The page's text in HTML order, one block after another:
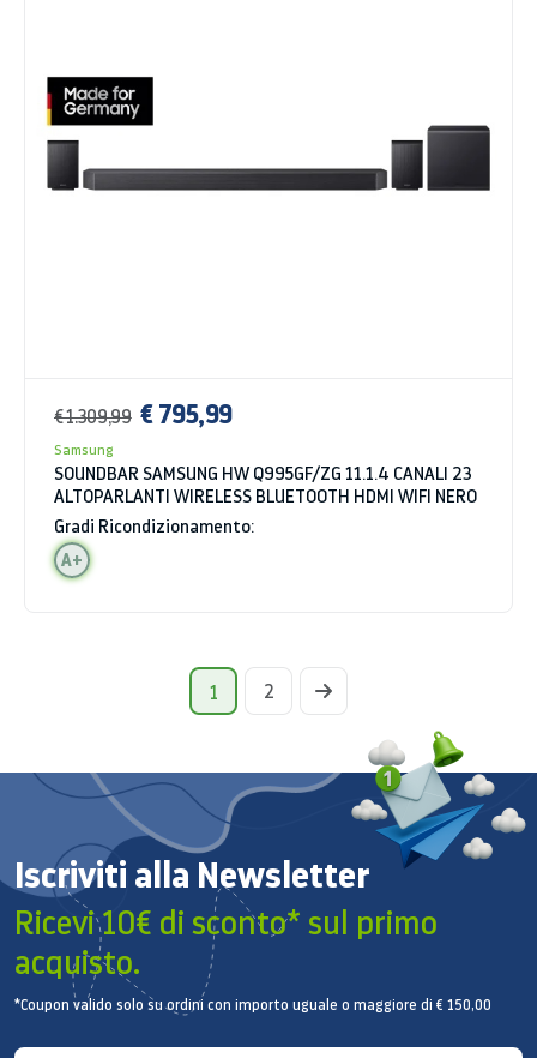
€ 1.309,99 € 795,99
Samsung
SOUNDBAR SAMSUNG HW Q995GF/ZG 11.1.4 CANALI 23
ALTOPARLANTI WIRELESS BLUETOOTH HDMI WIFI NERO
Gradi Ricondizionamento:
A+
1 2
Iscriviti alla Newsletter
Ricevi 10€ di sconto* sul primo
acquisto.
*Coupon valido solo su ordini con importo uguale o maggiore di € 150,00